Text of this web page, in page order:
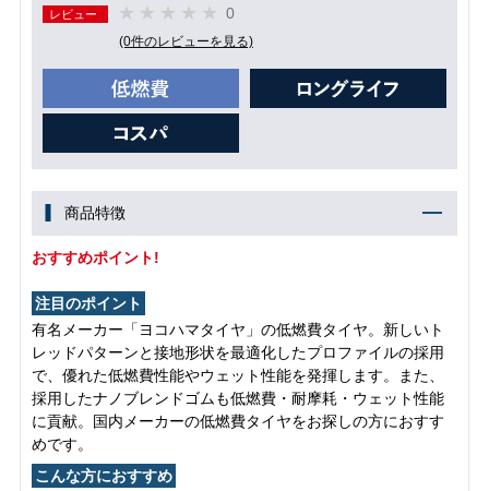
レビュー 0
(0件のレビューを見る)
商品特徴
おすすめポイント!
注目のポイント
有名メーカー「ヨコハマタイヤ」の低燃費タイヤ。新しいト
レッドパターンと接地形状を最適化したプロファイルの採用
で、優れた低燃費性能やウェット性能を発揮します。また、
採用したナノブレンドゴムも低燃費・耐摩耗・ウェット性能
に貢献。国内メーカーの低燃費タイヤをお探しの方におすす
めです。
こんな方におすすめ